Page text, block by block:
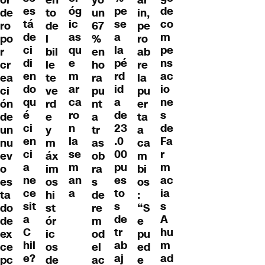
de
ro
po
r
cr
ea
ci
ón
de
un
nu
ev
o
es
ta
do
de
ex
ce
pc
es
tá
de
ci
di
en
do
qu
é
ci
en
ci
a
ne
ce
sit
a
C
hil
e?
to
de
l
bil
le
te
ve
rd
e
y
m
áx
im
os
hi
st
ór
ic
os
de
óg
ic
as
qu
e
m
ar
ca
ro
n
la
se
m
an
a
un
67
%
en
ho
ra
pu
nt
a
tr
as
ob
ra
s
de
re
m
od
el
ac
pe
se
a
la
pé
rd
id
a
de
23
.0
00
pu
es
to
s
de
tr
ab
aj
in,
pe
ro
ab
re
la
pu
er
ta
a
ca
m
bi
os
:
“S
e
pu
ed
e
de
co
m
pe
ns
ac
io
ne
s
de
Fa
r
m
ac
ia
s
A
hu
m
ad